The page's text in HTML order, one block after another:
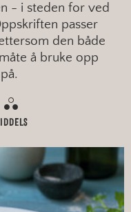
- i steden for ved
passer
den både
å bruke opp